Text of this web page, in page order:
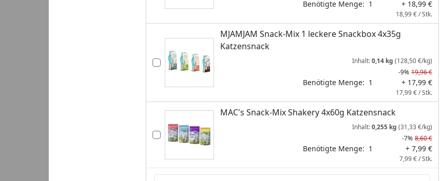
Benötigte Menge: 1 + 18,99 €
18,99 € / Stk.
MJAMJAM Snack-Mix 1 leckere Snackbox 4x35g
Katzensnack
Inhalt:0,14 kg (128,50 €/kg)
-9% 19,96 €
Benötigte Menge: 1 + 17,99 €
17,99 € / Stk.
MAC's Snack-Mix Shakery 4x60g Katzensnack
Inhalt:0,255 kg (31,33 €/kg)
-7% 8,60 €
Benötigte Menge: 1 + 7,99 €
7,99 € / Stk.